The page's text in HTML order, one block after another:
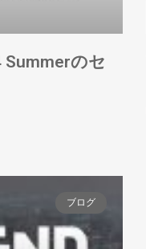
Summerのセ
ブログ